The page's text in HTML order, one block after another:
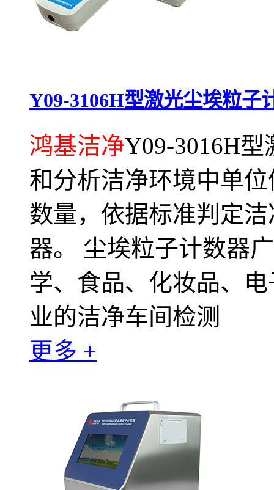
Y09-3106H型激光尘埃粒子
鸿基洁净Y09-3016H
和分析洁净环境中单
数量，依据标准判定
器。 尘埃粒子计数器
学、食品、化妆品、
业的洁净车间检测
更多 +